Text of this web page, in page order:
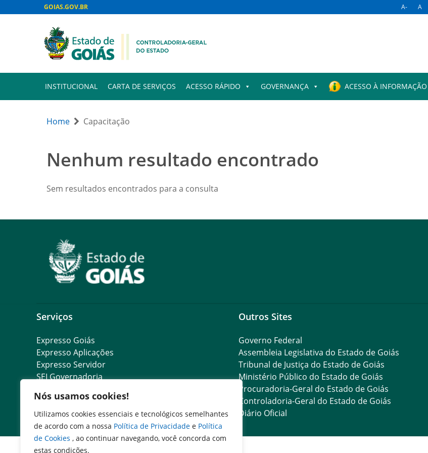
Nós usamos cookies!
Utilizamos cookies essenciais e tecnológicos semelhantes
de acordo com a nossa Política de Privacidade e Política
de Cookies , ao continuar navegando, você concorda com
estas condições.
GOIAS.GOV.BR A- A
INSTITUCIONAL CARTA DE SERVIÇOS ACESSO RÁPIDO GOVERNANÇA ACESSO À INFORMAÇÃO
Home Capacitação
Nenhum resultado encontrado
Sem resultados encontrados para a consulta
Serviços
Expresso Goiás
Expresso Aplicações
Expresso Servidor
SEI Governadoria
Escola de Governo
Agenda de Autoridades
Outros Sites
Governo Federal
Assembleia Legislativa do Estado de Goiás
Tribunal de Justiça do Estado de Goiás
Ministério Público do Estado de Goiás
Procuradoria-Geral do Estado de Goiás
Controladoria-Geral do Estado de Goiás
Diário Oficial